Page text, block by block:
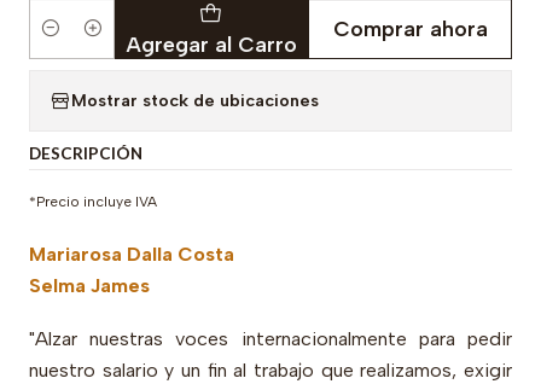
Cantidad Agregar al Carro
Comprar ahora
Mostrar stock de ubicaciones
DESCRIPCIÓN
*Precio incluye IVA
Mariarosa Dalla Costa
Selma James
"Alzar nuestras voces internacionalmente para pedir
nuestro salario y un fin al trabajo que realizamos, exigir